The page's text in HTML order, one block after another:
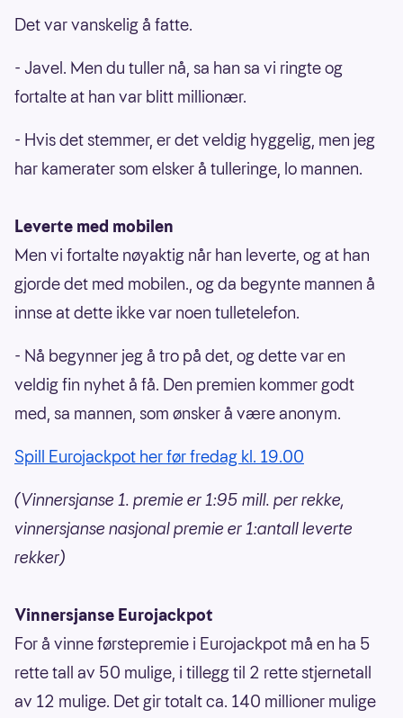
Det var vanskelig å fatte.
- Javel. Men du tuller nå, sa han sa vi ringte og
fortalte at han var blitt millionær.
- Hvis det stemmer, er det veldig hyggelig, men jeg
har kamerater som elsker å tulleringe, lo mannen.
Leverte med mobilen
Men vi fortalte nøyaktig når han leverte, og at han
gjorde det med mobilen., og da begynte mannen å
innse at dette ikke var noen tulletelefon.
- Nå begynner jeg å tro på det, og dette var en
veldig fin nyhet å få. Den premien kommer godt
med, sa mannen, som ønsker å være anonym.
Spill Eurojackpot her før fredag kl. 19.00
(Vinnersjanse 1. premie er 1:95 mill. per rekke,
vinnersjanse nasjonal premie er 1:antall leverte
rekker)
Vinnersjanse Eurojackpot
For å vinne førstepremie i Eurojackpot må en ha 5
rette tall av 50 mulige, i tillegg til 2 rette stjernetall
av 12 mulige. Det gir totalt ca. 140 millioner mulige